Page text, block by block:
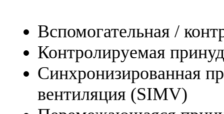
Вспомогательная /
Контролируемая
Синхронизированная
вентиляция (SIMV)